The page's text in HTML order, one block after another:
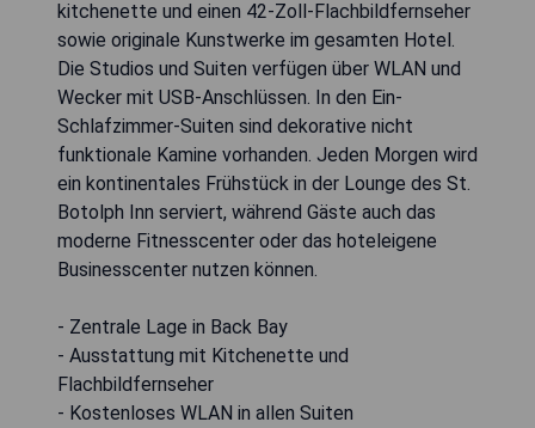
kitchenette und einen 42-Zoll-Flachbildfernseher
sowie originale Kunstwerke im gesamten Hotel.
Die Studios und Suiten verfügen über WLAN und
Wecker mit USB-Anschlüssen. In den Ein-
Schlafzimmer-Suiten sind dekorative nicht
funktionale Kamine vorhanden. Jeden Morgen wird
ein kontinentales Frühstück in der Lounge des St.
Botolph Inn serviert, während Gäste auch das
moderne Fitnesscenter oder das hoteleigene
Businesscenter nutzen können.
- Zentrale Lage in Back Bay
- Ausstattung mit Kitchenette und
Flachbildfernseher
- Kostenloses WLAN in allen Suiten